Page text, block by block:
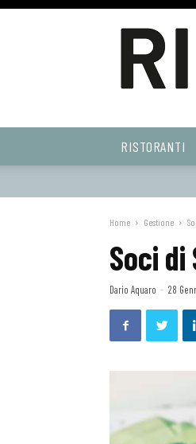
Web
RISTORANTI
Home Gestione
Soci
Dario Aquaro - 28